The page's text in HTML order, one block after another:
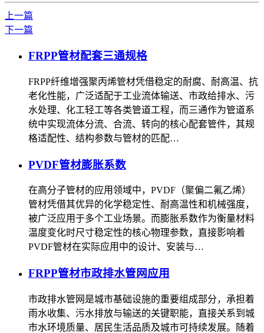
上一篇
下一篇
FRPP管材配套三通规格
FRPP纤维增强聚丙烯管材凭借稳定的耐腐、耐高温、抗
老化性能，广泛适配于工业流体输送、市政给排水、污
水处理、化工轻工等各类管道工程，而三通作为管道系
统中实现流体分流、合流、转向的核心配套管件，其规
格适配性、结构参数与管材的匹配…
PVDF管材膨胀系数
在高分子管材的应用领域中，PVDF（聚偏二氟乙烯）
管材凭借其优异的化学稳定性、耐高温性和机械强度，
被广泛应用于多个工业场景。而膨胀系数作为衡量材料
温度变化时尺寸稳定性的核心物理参数，直接影响着
PVDF管材在实际应用中的设计、安装与…
FRPP管材市政排水管网应用
市政排水管网是城市基础设施的重要组成部分，承担着
雨水收集、污水排放与输送的关键职能，直接关系到城
市水环境质量、居民生活品质及城市可持续发展。随着